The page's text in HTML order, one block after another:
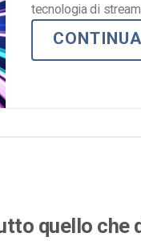
tecnologia di
quello che